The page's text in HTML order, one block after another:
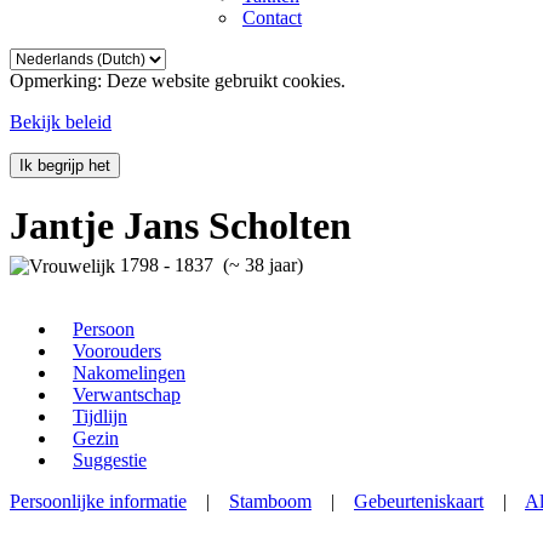
Contact
Opmerking: Deze website gebruikt cookies.
Bekijk beleid
Ik begrijp het
Jantje Jans Scholten
1798 - 1837 (~ 38 jaar)
Persoon
Voorouders
Nakomelingen
Verwantschap
Tijdlijn
Gezin
Suggestie
Persoonlijke informatie | Stamboom | Gebeurteniskaart |